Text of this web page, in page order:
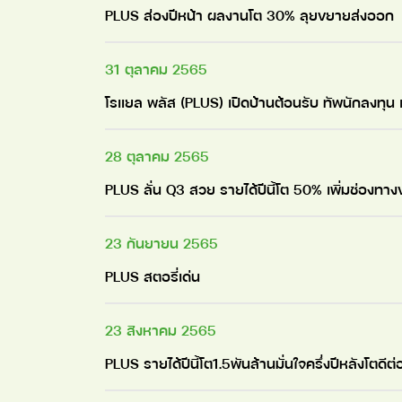
PLUS ส่องปีหน้า ผลงานโต 30% ลุยขยายส่งออก
31 ตุลาคม 2565
โรแยล พลัส (PLUS) เปิดบ้านต้อนรับ ทัพนักลงทุน
28 ตุลาคม 2565
PLUS ลั่น Q3 สวย รายได้ปีนี้โต 50% เพิ่มช่องทาง
23 กันยายน 2565
PLUS สตอรี่เด่น
23 สิงหาคม 2565
PLUS รายได้ปีนี้โต1.5พันล้านมั่นใจครึ่งปีหลังโตดีต่